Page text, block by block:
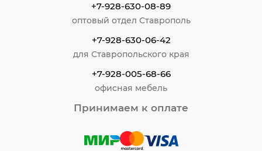
+7-928-630-08-89
оптовый отдел Ставрополь
+7-928-630-06-42
для Ставропольского края
+7-928-005-68-66
офисная мебель
Принимаем к оплате